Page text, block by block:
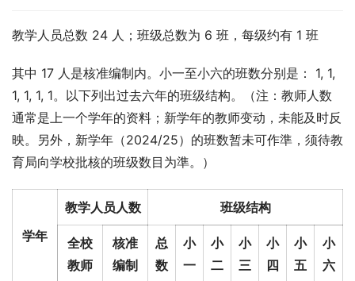
教学人员总数 24 人；班级总数为 6 班，每级约有 1 班
其中 17 人是核准编制内。小一至小六的班数分别是： 1, 1,
1, 1, 1, 1。以下列出过去六年的班级结构。（注：教师人数
通常是上一个学年的资料；新学年的教师变动，未能及时反
映。另外，新学年（2024/25）的班数暂未可作準，须待教
育局向学校批核的班级数目为準。）
学年
教学人员人数 班级结构
全校
教师
核准
编制
总
数
小
一
小
二
小
三
小
四
小
五
小
六